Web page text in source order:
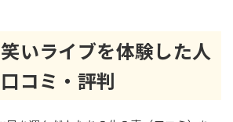
いライブを体験した人
コミ・評判